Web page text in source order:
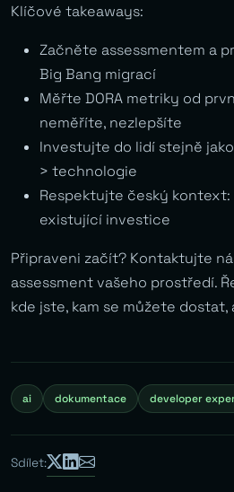
Klíčové takeaways:
Začněte assessmentem a
Big Bang migrací
Měřte DORA metriky od
neměříte, nezlepšíte
Investujte do lidí stejně
> technologie
Respektujte český
existující investice
Připraveni začít? Kontaktujte
assessment vašeho prostředí.
kde jste, kam se můžete
ai dokumentace developer
Sdílet: